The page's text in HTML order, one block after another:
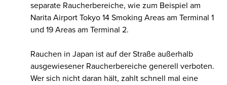
separate Raucherbereiche, wie zum Beispiel am
Narita Airport Tokyo 14 Smoking Areas am Terminal 1
und 19 Areas am Terminal 2.
Rauchen in Japan ist auf der Straße außerhalb
ausgewiesener Raucherbereiche generell verboten.
Wer sich nicht daran hält, zahlt schnell mal eine